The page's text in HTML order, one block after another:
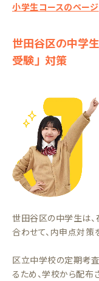
小学生コースのページ
世田谷区の中学
受験」対策
世田谷区の中学生は
合わせて、内申点対策
区立中学校の定期考
るため、学校から配